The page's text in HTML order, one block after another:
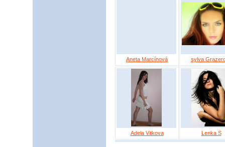
Aneta Marcínová sylva
Adela Vitkova Lenka S